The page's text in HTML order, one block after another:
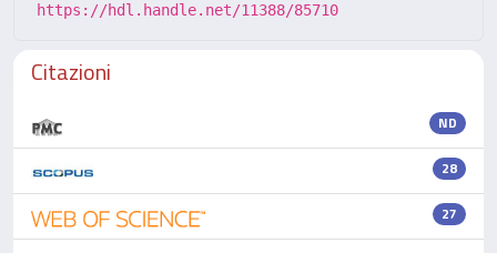
https://hdl.handle.net/11388/85710
Citazioni
ND
28
27